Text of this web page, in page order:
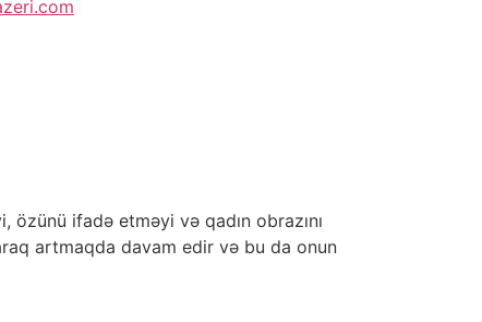
ifadə etməyi və qadın obrazını
artmaqda davam edir və bu da onun